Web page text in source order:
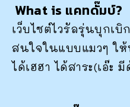
What is แคทดั๊มบ์?
เว็บไซต์ไวรัลรุ่นบุกเบิ
สนใจในแบบแมวๆ ใ
ได้เฮฮา ได้สาระ(เอ๊ะ